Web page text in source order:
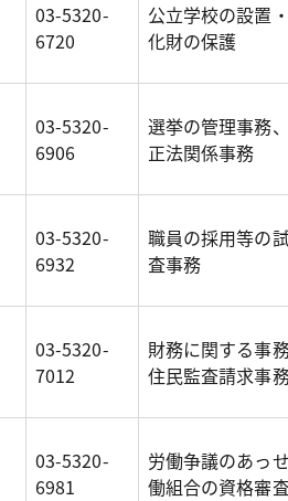
03-5320-
6720
公立学校の設置
化財の保護
03-5320-
6906
選挙の管理事務
正法関係事務
03-5320-
6932
職員の採用等の
査事務
03-5320-
7012
財務に関する事
住民監査請求事
03-5320-
6981
労働争議のあっ
働組合の資格審